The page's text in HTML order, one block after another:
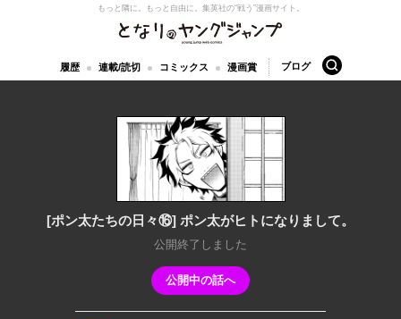
となりのヤングジャンプ
もっと隣に。もっと自由に。 集英社の“戦う”漫画サイト。
履歴 連載/読切 コミックス 漫画賞 ブログ 検索
[ポン太たちの日々⑯] ポン太がヒトになりまして。
公開終了しました
公開中の話へ